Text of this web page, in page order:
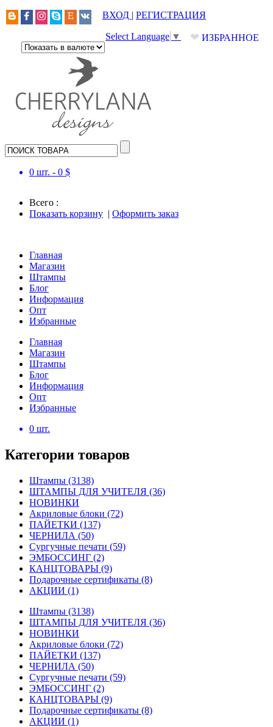
ВХОД | РЕГИСТРАЦИЯ
❤ ИЗБРАННОЕ
Select Language ▼
0 шт. - 0 $
Всего :
Показать корзину | Оформить заказ
Главная
Магазин
Штампы
Блог
Информация
Опт
Избранные
Главная
Магазин
Штампы
Блог
Информация
Опт
Избранные
0 шт.
Категории товаров
Штампы (3138)
ШТАМПЫ ДЛЯ УЧИТЕЛЯ (36)
НОВИНКИ
Акриловые блоки (72)
ПАЙЕТКИ (137)
ЧЕРНИЛА (50)
Сургучные печати (59)
ЭМБОССИНГ (2)
КАНЦТОВАРЫ (9)
Подарочные сертификаты (8)
АКЦИИ (1)
Штампы (3138)
ШТАМПЫ ДЛЯ УЧИТЕЛЯ (36)
НОВИНКИ
Акриловые блоки (72)
ПАЙЕТКИ (137)
ЧЕРНИЛА (50)
Сургучные печати (59)
ЭМБОССИНГ (2)
КАНЦТОВАРЫ (9)
Подарочные сертификаты (8)
АКЦИИ (1)